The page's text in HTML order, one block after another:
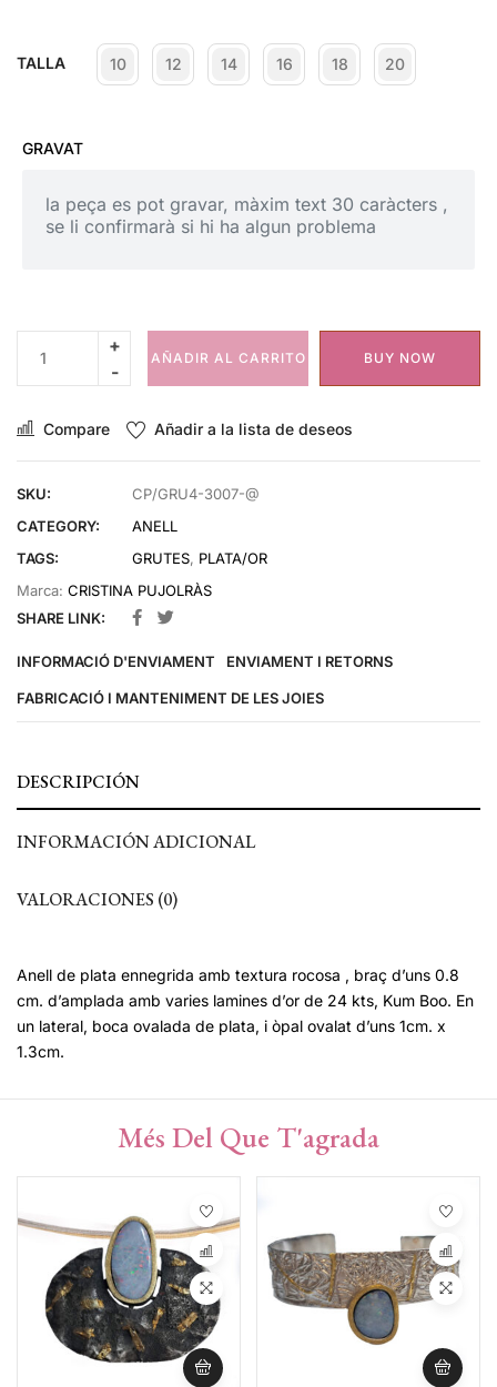
TALLA 10 12 14 16 18 20
GRAVAT
AÑADIR AL CARRITO BUY NOW
Compare Añadir a la lista de deseos
SKU:
CP/GRU4-3007-@
CATEGORY:
ANELL
TAGS:
GRUTES, PLATA/OR
Marca: CRISTINA PUJOLRÀS
SHARE LINK:
INFORMACIÓ D'ENVIAMENT ENVIAMENT I RETORNS
FABRICACIÓ I MANTENIMENT DE LES JOIES
DESCRIPCIÓN
INFORMACIÓN ADICIONAL
VALORACIONES (0)
Anell de plata ennegrida amb textura rocosa , braç d’uns 0.8
cm. d’amplada amb varies lamines d’or de 24 kts, Kum Boo. En
un lateral, boca ovalada de plata, i òpal ovalat d’uns 1cm. x
1.3cm.
Més Del Que T'agrada